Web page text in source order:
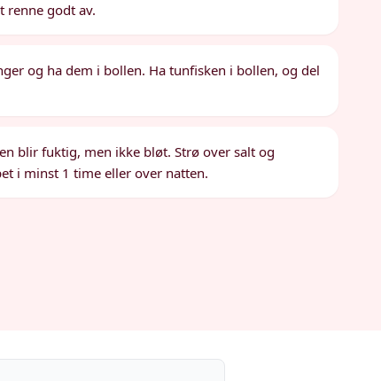
renne godt av.
og ha dem i bollen. Ha tunfisken i bollen, og del
blir fuktig, men ikke bløt. Strø over salt og
i minst 1 time eller over natten.